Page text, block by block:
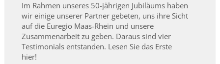
Im Rahmen unseres 50-jährigen Jubiläums haben
wir einige unserer Partner gebeten, uns ihre Sicht
auf die Euregio Maas-Rhein und unsere
Zusammenarbeit zu geben. Daraus sind vier
Testimonials entstanden. Lesen Sie das Erste
hier!